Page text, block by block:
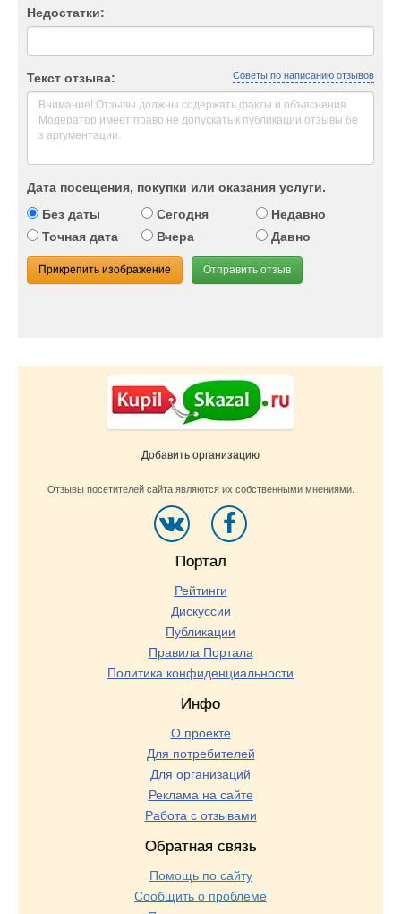
Недостатки:
Текст отзыва: Советы по написанию отзывов
Дата посещения, покупки или оказания услуги.
Без даты
Сегодня
Недавно
Точная дата
Вчера Давно
Прикрепить изображение Отправить отзыв
Добавить организацию
Отзывы посетителей сайта являются их собственными мнениями.
Портал
Рейтинги
Дискуссии
Публикации
Правила Портала
Политика конфиденциальности
Инфо
О проекте
Для потребителей
Для организаций
Реклама на сайте
Работа с отзывами
Обратная связь
Помощь по сайту
Сообщить о проблеме